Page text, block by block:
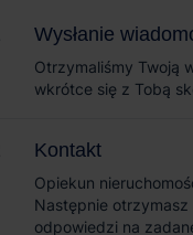
Wysłanie
Otrzymaliśmy Twoją
wkrótce się z Tobą
Kontakt
Opiekun
Następnie
odpowiedzi na
Wysłanie
Otrzymaliśmy Twoją
wkrótce się z Tobą
Kontakt
Opiekun
Następnie
odpowiedzi na